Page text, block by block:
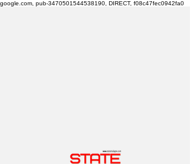
google.com, pub-3470501544538190, DIRECT, f08c47fec0942fa0